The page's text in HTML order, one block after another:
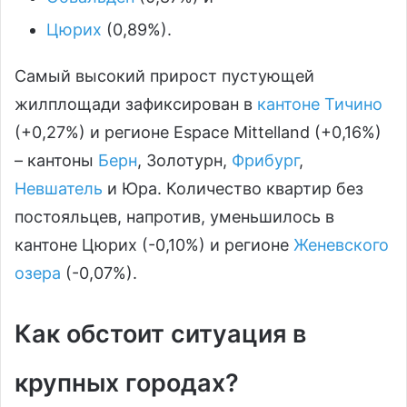
Цюрих (0,89%).
Самый высокий прирост пустующей
жилплощади зафиксирован в кантоне Тичино
(+0,27%) и регионе Espace Mittelland (+0,16%)
– кантоны Берн, Золотурн, Фрибург,
Невшатель и Юра. Количество квартир без
постояльцев, напротив, уменьшилось в
кантоне Цюрих (-0,10%) и регионе Женевского
озера (-0,07%).
Как обстоит ситуация в
крупных городах?